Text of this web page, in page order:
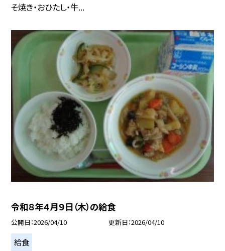
そ焼き・おひたし・牛...
令和８年４月９日（木）の給食
公開日 2026/04/10 更新日 2026/04/10
給食